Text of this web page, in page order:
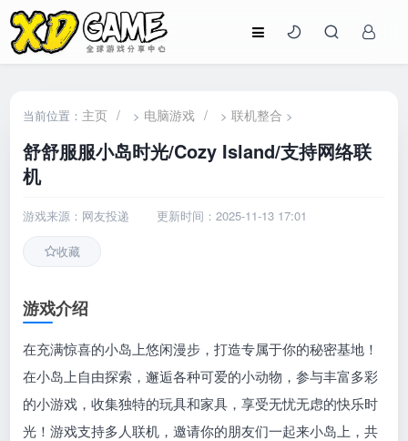
当前位置： 主页 / > 电脑游戏 / >联机整合 >
舒舒服服小岛时光/Cozy Island/支持网络联
机
游戏来源：网友投递 更新时间：2025-11-13 17:01
收藏
游戏介绍
在充满惊喜的小岛上悠闲漫步，打造专属于你的秘密基地！
在小岛上自由探索，邂逅各种可爱的小动物，参与丰富多彩
的小游戏，收集独特的玩具和家具，享受无忧无虑的快乐时
光！游戏支持多人联机，邀请你的朋友们一起来小岛上，共